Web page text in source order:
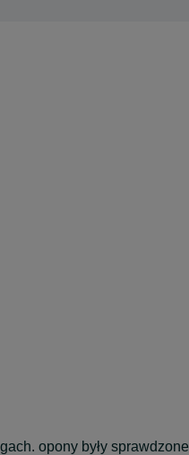
opony były sprawdzone